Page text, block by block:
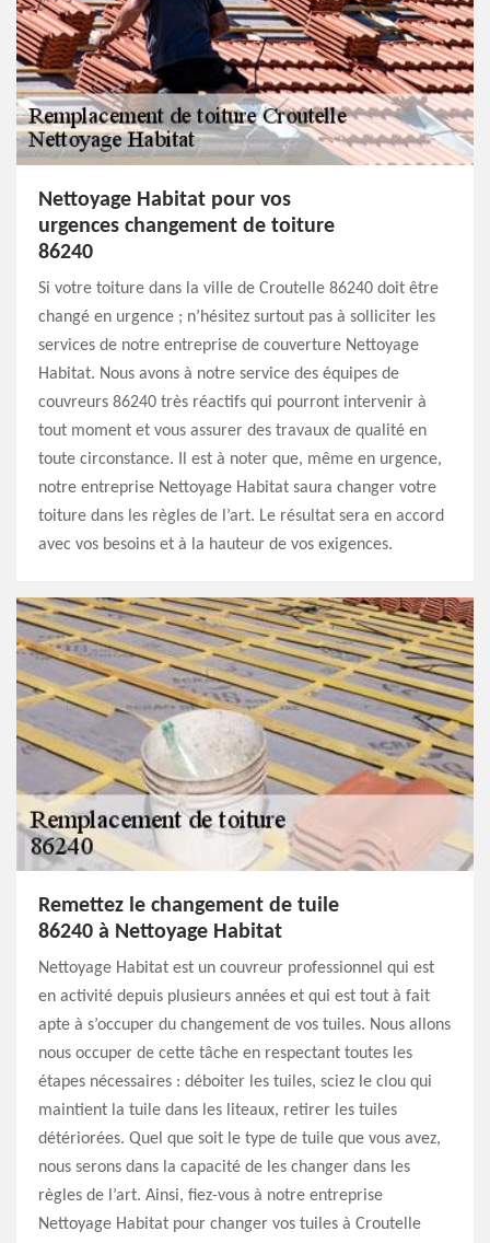
Nettoyage Habitat pour vos
urgences changement de toiture
86240
Si votre toiture dans la ville de Croutelle 86240 doit être
changé en urgence ; n’hésitez surtout pas à solliciter les
services de notre entreprise de couverture Nettoyage
Habitat. Nous avons à notre service des équipes de
couvreurs 86240 très réactifs qui pourront intervenir à
tout moment et vous assurer des travaux de qualité en
toute circonstance. Il est à noter que, même en urgence,
notre entreprise Nettoyage Habitat saura changer votre
toiture dans les règles de l’art. Le résultat sera en accord
avec vos besoins et à la hauteur de vos exigences.
Remettez le changement de tuile
86240 à Nettoyage Habitat
Nettoyage Habitat est un couvreur professionnel qui est
en activité depuis plusieurs années et qui est tout à fait
apte à s’occuper du changement de vos tuiles. Nous allons
nous occuper de cette tâche en respectant toutes les
étapes nécessaires : déboiter les tuiles, sciez le clou qui
maintient la tuile dans les liteaux, retirer les tuiles
détériorées. Quel que soit le type de tuile que vous avez,
nous serons dans la capacité de les changer dans les
règles de l’art. Ainsi, fiez-vous à notre entreprise
Nettoyage Habitat pour changer vos tuiles à Croutelle